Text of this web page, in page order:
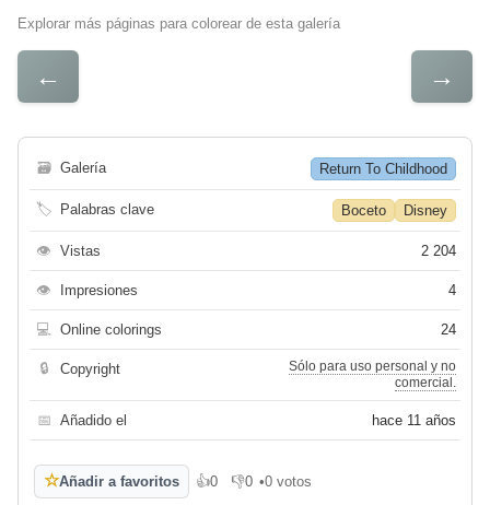
Explorar más páginas para colorear de esta galería
← →
🗃 Galería Return To Childhood
🏷 Palabras clave Boceto Disney
👁 Vistas 2 204
👁 Impresiones 4
💻 Online colorings 24
🔒 Copyright
Sólo para uso personal y no
comercial.
📅 Añadido el hace 11 años
☆Añadir a favoritos 👍0
Me gusta
👎0
No me gusta
•0 votos